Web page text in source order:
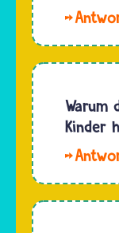
Wer in
eine
lassen
will,
muss
Warum
Kinder